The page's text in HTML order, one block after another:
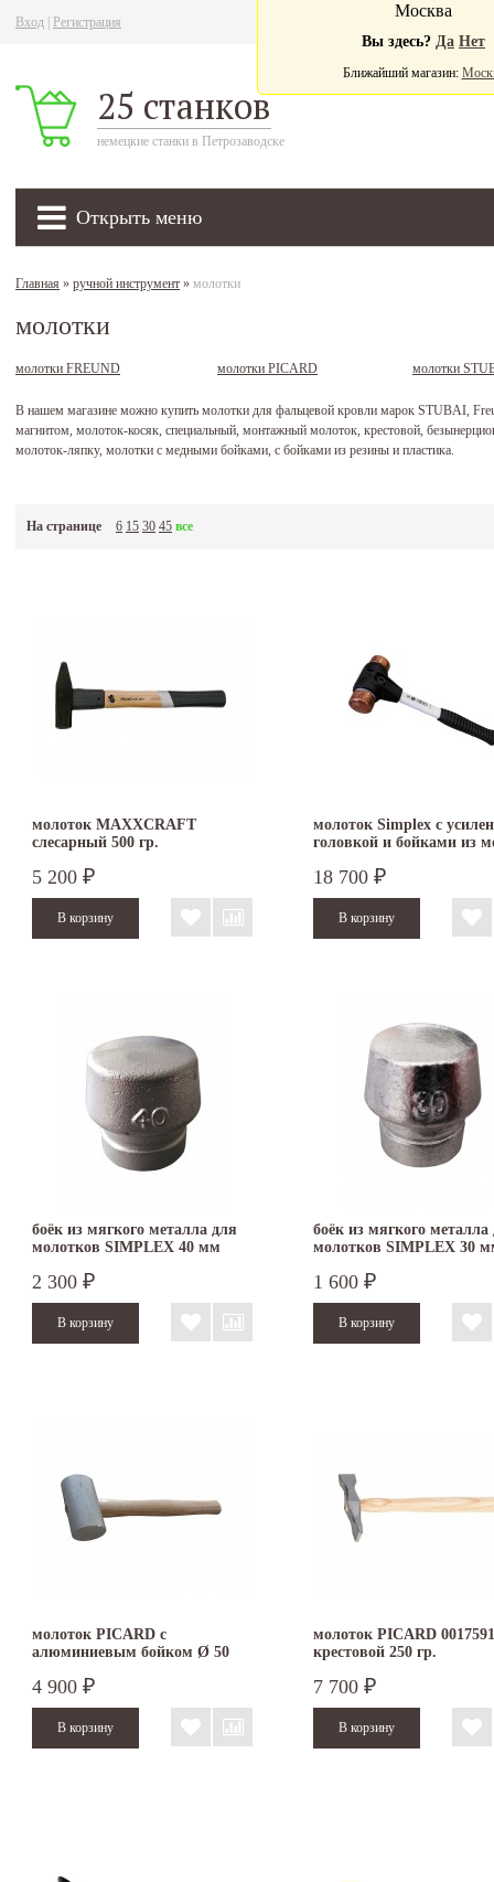
Вход Регистрация
25 станков
немецкие станки в Петрозаводске
Открыть меню
Москва
Вы здесь? Да Нет
Ближайший магазин:
Главная » ручной инструмент » молотки
молотки
молотки FREUND молотки PICARD молотки
В нашем магазине можно купить молотки для фальцевой кровли марок STUBAI,
магнитом, молоток-косяк, специальный, монтажный молоток, крестовой,
молоток-ляпку, молотки с медными бойками, с бойками из резины и пластика.
На странице 6 15 30 45 все
молоток MAXXCRAFT
слесарный 500 гр.
5 200 ₽
молоток Simplex с
головкой и бойками из
18 700 ₽
боёк из мягкого металла для
молотков SIMPLEX 40 мм
2 300 ₽
боёк из мягкого металла
молотков SIMPLEX 30
1 600 ₽
молоток PICARD с
алюминиевым бойком Ø 50
4 900 ₽
молоток PICARD 0017591
крестовой 250 гр.
7 700 ₽